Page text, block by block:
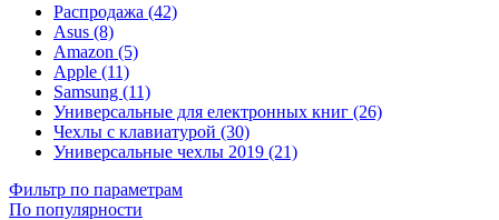
Распродажа (42)
Asus (8)
Amazon (5)
Apple (11)
Samsung (11)
Универсальные для електронных книг (26)
Чехлы с клавиатурой (30)
Универсальные чехлы 2019 (21)
Фильтр по параметрам
По популярности